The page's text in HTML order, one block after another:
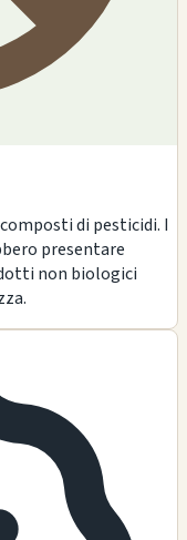
di pesticidi. I
presentare
non biologici